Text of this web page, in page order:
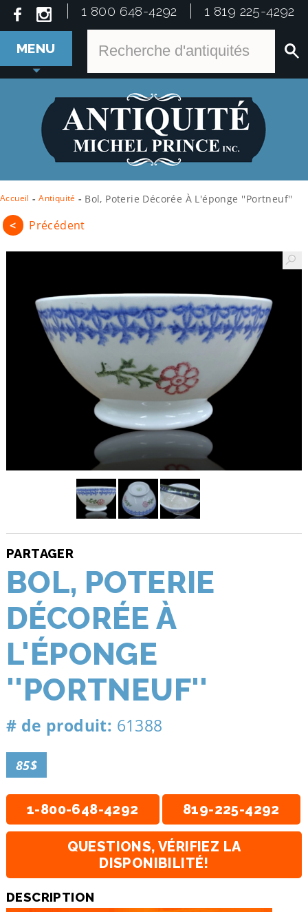
1 800 648-4292 1 819 225-4292
MENU
Accueil - Antiquité - Bol, Poterie Décorée À L'éponge ''Portneuf''
< Précédent
PARTAGER
BOL, POTERIE
DÉCORÉE À
L'ÉPONGE
''PORTNEUF''
# de produit: 61388
85$
1-800-648-4292 819-225-4292
QUESTIONS, VÉRIFIEZ LA
DISPONIBILITÉ!
DESCRIPTION